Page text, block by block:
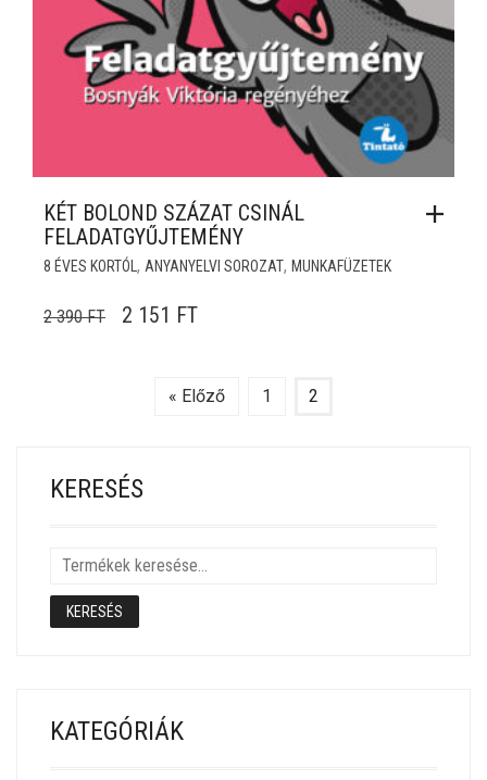
KÉT BOLOND SZÁZAT CSINÁL
FELADATGYŰJTEMÉNY
8 ÉVES KORTÓL , ANYANYELVI SOROZAT, MUNKAFÜZETEK
2 390FT ORIGINAL PRICE WAS: 2 390 FT.
2 151 FTCURRENT PRICE IS: 2 151 FT.
« Előző 1 2
KERESÉS
KERESÉS
KATEGÓRIÁK